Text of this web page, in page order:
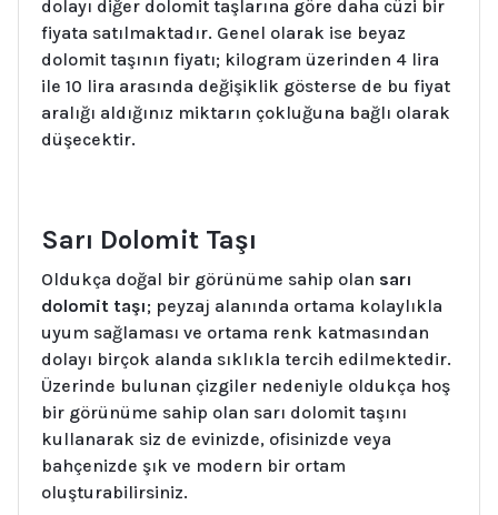
dolayı diğer dolomit taşlarına göre daha cüzi bir
fiyata satılmaktadır. Genel olarak ise beyaz
dolomit taşının fiyatı; kilogram üzerinden 4 lira
ile 10 lira arasında değişiklik gösterse de bu fiyat
aralığı aldığınız miktarın çokluğuna bağlı olarak
düşecektir.
Sarı Dolomit Taşı
Oldukça doğal bir görünüme sahip olan sarı
dolomit taşı; peyzaj alanında ortama kolaylıkla
uyum sağlaması ve ortama renk katmasından
dolayı birçok alanda sıklıkla tercih edilmektedir.
Üzerinde bulunan çizgiler nedeniyle oldukça hoş
bir görünüme sahip olan sarı dolomit taşını
kullanarak siz de evinizde, ofisinizde veya
bahçenizde şık ve modern bir ortam
oluşturabilirsiniz.